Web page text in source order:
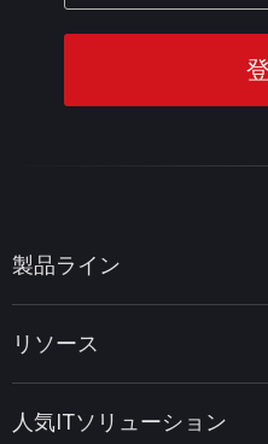
製品ライン
MiniTool Power Data Recovery
MiniTool PDF Editor
リソース
データ復元ヒント
人気ITソリューション